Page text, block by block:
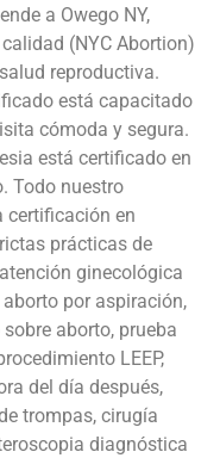
a Owego NY,
(NYC Abortion)
reproductiva.
está capacitado
cómoda y segura.
está certificado en
Todo nuestro
certificación en
prácticas de
ginecológica
por aspiración,
aborto, prueba
LEEP,
del día después,
trompas, cirugía
diagnóstica